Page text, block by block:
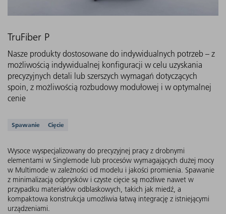
TruFiber P
Nasze produkty dostosowane do indywidualnych potrzeb – z
możliwością indywidualnej konfiguracji w celu uzyskania
precyzyjnych detali lub szerszych wymagań dotyczących
spoin, z możliwością rozbudowy modułowej i w optymalnej
cenie
Obsługiwane aplikacje
Spawanie Cięcie
Wysoce wyspecjalizowany do precyzyjnej pracy z drobnymi
elementami w Singlemode lub procesów wymagających dużej mocy
w Multimode w zależności od modelu i jakości promienia. Spawanie
z minimalizacją odprysków i czyste cięcie są możliwe nawet w
przypadku materiałów odblaskowych, takich jak miedź, a
kompaktowa konstrukcja umożliwia łatwą integrację z istniejącymi
urządzeniami.